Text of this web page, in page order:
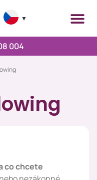
▼
004
co chcete